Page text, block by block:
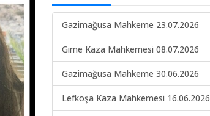
Gazimağusa Mahkeme 23.07.2026
Girne Kaza Mahkemesi 08.07.2026
Gazimağusa Mahkeme 30.06.2026
Lefkoşa Kaza Mahkemesi 16.06.2026